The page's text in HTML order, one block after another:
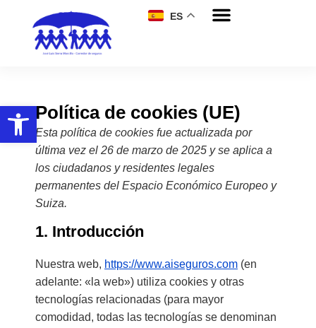
Abrir barra de herramientas
ES
Política de cookies (UE)
Esta política de cookies fue actualizada por
última vez el 26 de marzo de 2025 y se aplica a
los ciudadanos y residentes legales
permanentes del Espacio Económico Europeo y
Suiza.
1. Introducción
Nuestra web, https://www.aiseguros.com (en
adelante: «la web») utiliza cookies y otras
tecnologías relacionadas (para mayor
comodidad, todas las tecnologías se denominan